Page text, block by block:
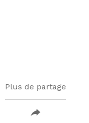
Plus de partage